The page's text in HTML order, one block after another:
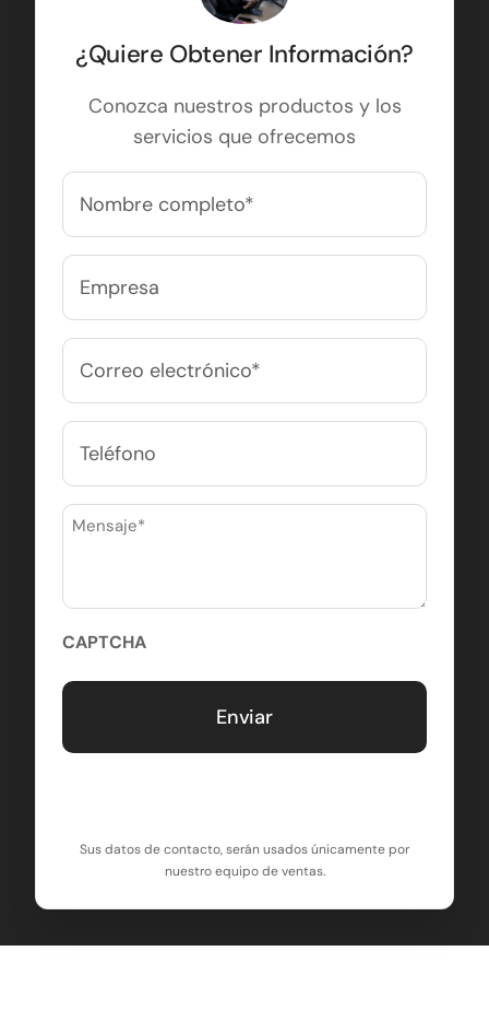
¿Quiere Obtener Información?
Conozca nuestros productos y los
servicios que ofrecemos
Nombre
completo
(Obligatorio)
Nombre
Empresa
Correo
electrónico
(Obligatorio)
Teléfono
Mensaje
CAPTCHA
Sus datos de contacto, serán usados únicamente por
nuestro equipo de ventas.